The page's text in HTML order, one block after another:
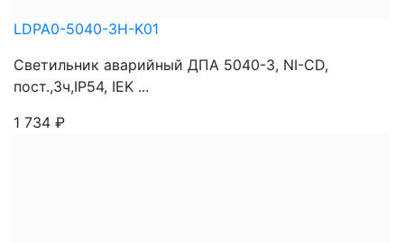
LDPA0-5040-3H-K01
Светильник аварийный ДПА 5040-3, NI-CD,
пост.,3ч,IP54, IEK ...
1 734 ₽